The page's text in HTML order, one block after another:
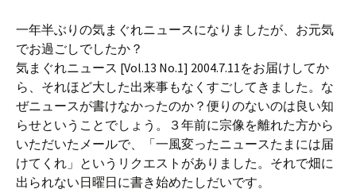
一年半ぶりの気まぐれニュースになりましたが、お元気
でお過ごしでしたか？
気まぐれニュース [Vol.13 No.1] 2004.7.11をお届けしてか
ら、それほど大した出来事もなくすごしてきました。な
ぜニュースが書けなかったのか？便りのないのは良い知
らせということでしょう。３年前に宗像を離れた方から
いただいたメールで、「一風変ったニュースたまには届
けてくれ」というリクエストがありました。それで畑に
出られない日曜日に書き始めたしだいです。